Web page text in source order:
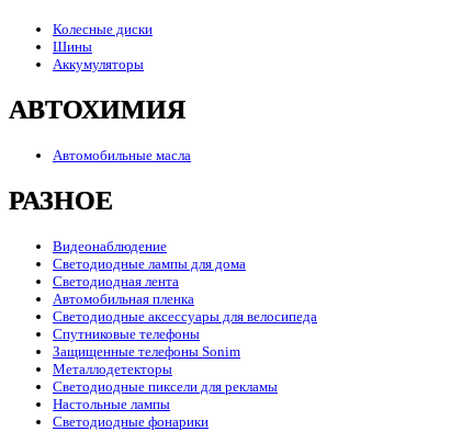
Колесные диски
Шины
Аккумуляторы
АВТОХИМИЯ
Автомобильные масла
РАЗНОЕ
Видеонаблюдение
Светодиодные лампы для дома
Светодиодная лента
Автомобильная пленка
Светодиодные аксессуары для велосипеда
Спутниковые телефоны
Защищенные телефоны Sonim
Металлодетекторы
Светодиодные пиксели для рекламы
Настольные лампы
Светодиодные фонарики